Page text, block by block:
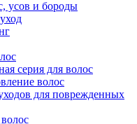
усов и бороды
серия для волос
волос
для поврежденных